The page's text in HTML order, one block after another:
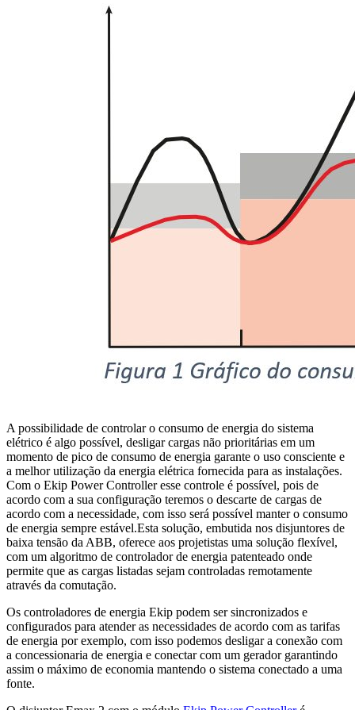
A possibilidade de controlar o consumo de energia do sistema
elétrico é algo possível, desligar cargas não prioritárias em um
momento de pico de consumo de energia garante o uso consciente e
a melhor utilização da energia elétrica fornecida para as instalações.
Com o Ekip Power Controller esse controle é possível, pois de
acordo com a sua configuração teremos o descarte de cargas de
acordo com a necessidade, com isso será possível manter o consumo
de energia sempre estável.Esta solução, embutida nos disjuntores de
baixa tensão da ABB, oferece aos projetistas uma solução flexível,
com um algoritmo de controlador de energia patenteado onde
permite que as cargas listadas sejam controladas remotamente
através da comutação.
Os controladores de energia Ekip podem ser sincronizados e
configurados para atender as necessidades de acordo com as tarifas
de energia por exemplo, com isso podemos desligar a conexão com
a concessionaria de energia e conectar com um gerador garantindo
assim o máximo de economia mantendo o sistema conectado a uma
fonte.